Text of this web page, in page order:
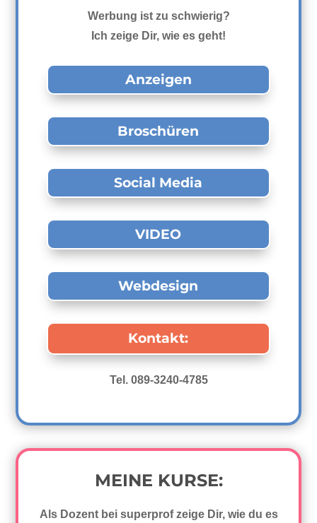
Werbung ist zu schwierig?
Ich zeige Dir, wie es geht!
Anzeigen
Broschüren
Social Media
VIDEO
Webdesign
Kontakt:
Tel. 089-3240-4785
MEINE KURSE:
Als Dozent bei superprof zeige Dir, wie du es